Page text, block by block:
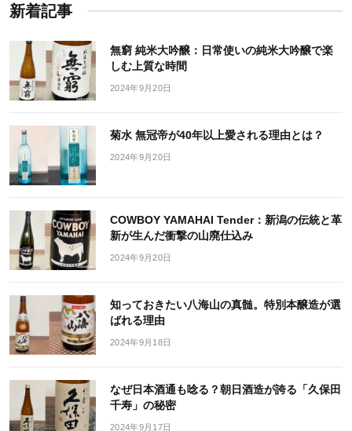
新着記事
無窮 純米大吟醸：日常使いの純米大吟醸で楽
しむ上質な時間
2024年9月20日
菊水 無冠帝が40年以上愛される理由とは？
2024年9月20日
COWBOY YAMAHAI Tender：新潟の伝統と革
新が生んだ衝撃の山廃仕込み
2024年9月20日
知っておきたい八海山の真髄。特別本醸造が選
ばれる理由
2024年9月18日
なぜ日本酒通も唸る？朝日酒造が誇る「久保田
千寿」の秘密
2024年9月17日